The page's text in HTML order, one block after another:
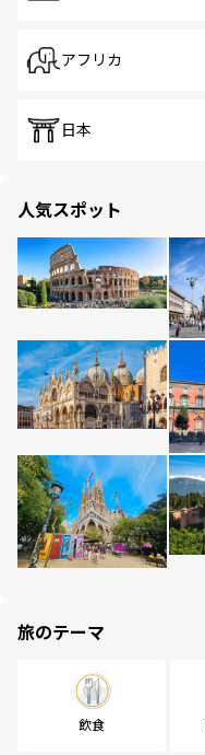
アフリカ
日本
人気スポット
旅のテーマ
飲食